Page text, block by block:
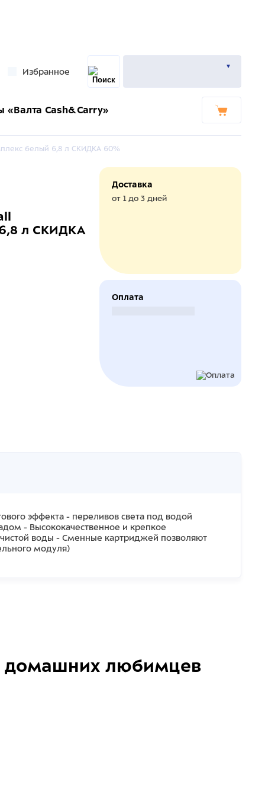
Избранное
«Валта Cash&Carry»
белый 6,8 л СКИДКА 60%
л СКИДКА
Доставка
от 1 до 3 дней
Оплата
эффекта - переливов света под водой
- Высококачественное и крепкое
воды - Сменные картриджей позволяют
модуля)
домашних любимцев